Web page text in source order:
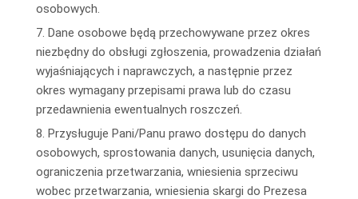
osobowych.
7. Dane osobowe będą przechowywane przez okres
niezbędny do obsługi zgłoszenia, prowadzenia działań
wyjaśniających i naprawczych, a następnie przez
okres wymagany przepisami prawa lub do czasu
przedawnienia ewentualnych roszczeń.
8. Przysługuje Pani/Panu prawo dostępu do danych
osobowych, sprostowania danych, usunięcia danych,
ograniczenia przetwarzania, wniesienia sprzeciwu
wobec przetwarzania, wniesienia skargi do Prezesa